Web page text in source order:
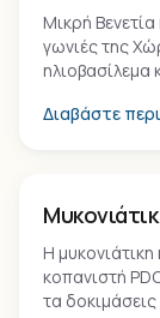
Μικρή
γωνιές της
ηλιοβασίλεμα
Διαβάστε
Η μυκονιάτικη
κοπανιστή
τα